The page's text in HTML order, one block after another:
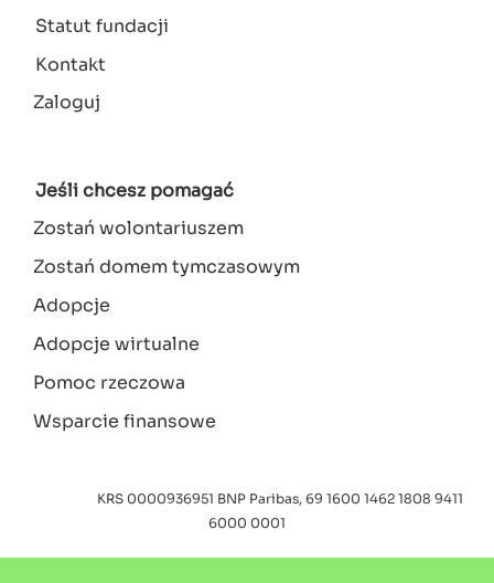
Statut fundacji
Kontakt
Menu
Zaloguj
Jeśli chcesz pomagać
Zostań wolontariuszem
Zostań domem tymczasowym
Adopcje
Adopcje wirtualne
Pomoc rzeczowa
Wsparcie finansowe
KRS 0000936951 BNP Paribas, 69 1600 1462 1808 9411
6000 0001